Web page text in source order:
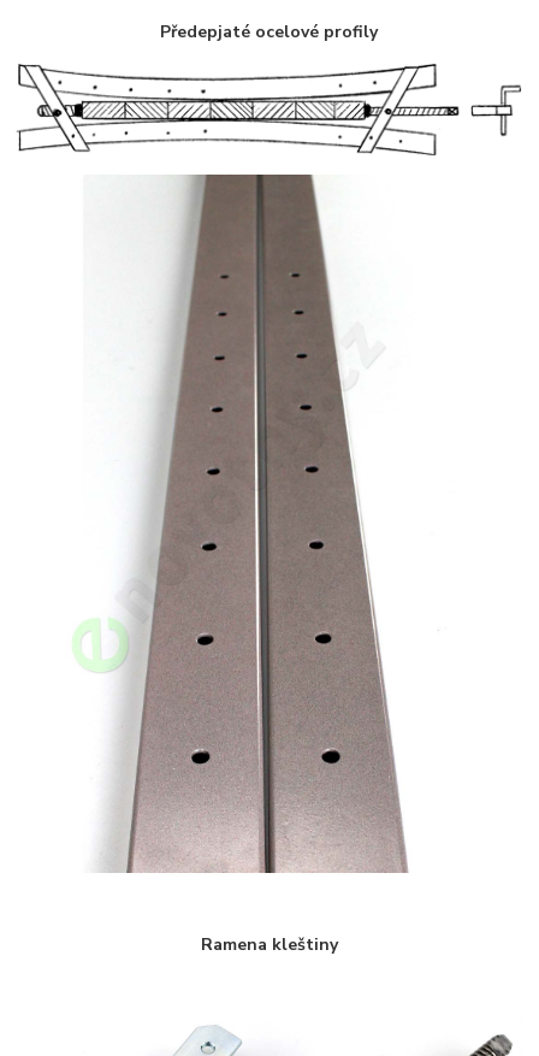
Předepjaté ocelové profily
Ramena kleštiny